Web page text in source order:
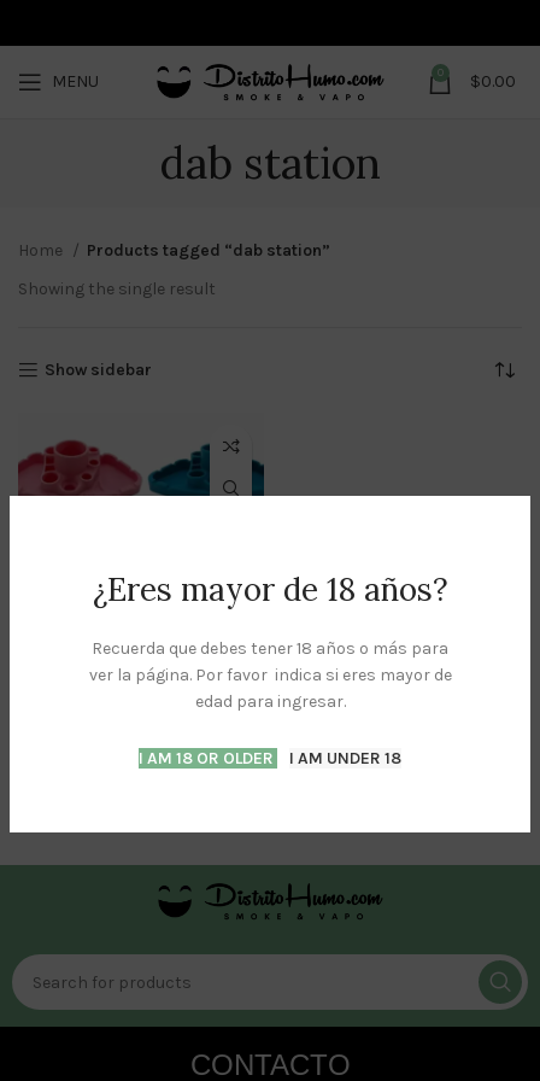
¿Eres mayor de 18 años?
Recuerda que debes tener 18 años o más para
ver la página. Por favor indica si eres mayor de
edad para ingresar.
I AM 18 OR OLDER I AM UNDER 18
MENU 0 $0.00
dab station
Home
Products tagged “dab station”
Showing the single result
Show sidebar
Blazy Susan Deluxe
Dab Station
250.00 PZ
CONTACTO